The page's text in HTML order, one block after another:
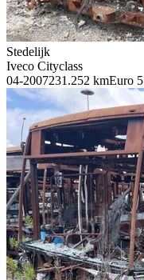
Stedelijk
Iveco Cityclass
04-2007231.252 kmEuro 5